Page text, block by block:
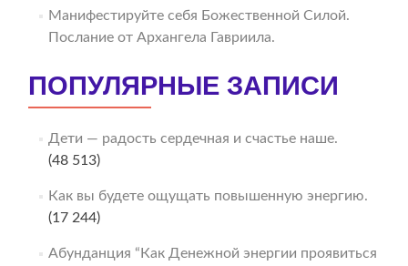
Манифестируйте себя Божественной Силой.
Послание от Архангела Гавриила.
ПОПУЛЯРНЫЕ ЗАПИСИ
Дети — радость сердечная и счастье наше.
(48 513)
Как вы будете ощущать повышенную энергию.
(17 244)
Абунданция “Как Денежной энергии проявиться